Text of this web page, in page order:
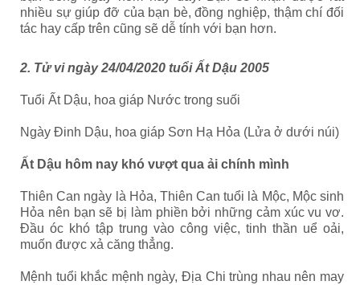
nhiều sự giúp đỡ của bạn bè, đồng nghiệp, thậm chí đối
tác hay cấp trên cũng sẽ dễ tính với bạn hơn.
2. Tử vi ngày 24/04/2020 tuổi Ất Dậu 2005
Tuổi Ất Dậu, hoa giáp Nước trong suối
Ngày Đinh Dậu, hoa giáp Sơn Hạ Hỏa (Lửa ở dưới núi)
Ất Dậu hôm nay khó vượt qua ải chính mình
Thiên Can ngày là Hỏa, Thiên Can tuổi là Mộc, Mộc sinh
Hỏa nên bạn sẽ bị làm phiền bởi những cảm xúc vu vơ.
Đầu óc khó tập trung vào công việc, tinh thần uể oải,
muốn được xả căng thẳng.
Mệnh tuổi khắc mệnh ngày, Địa Chi trùng nhau nên may